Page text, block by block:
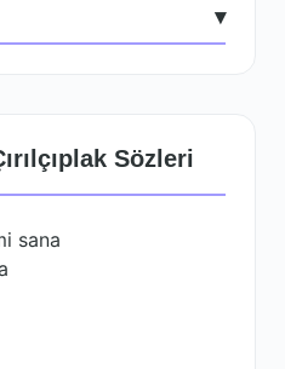
▾
Sözleri
sana